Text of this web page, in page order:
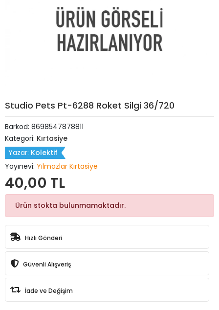
Studio Pets Pt-6288 Roket Silgi 36/720
Barkod: 8698547878811
Kategori: Kırtasiye
Yazar: Kolektif
Yayınevi: Yılmazlar Kırtasiye
40,00 TL
Ürün stokta bulunmamaktadır.
Hızlı Gönderi
Güvenli Alışveriş
İade ve Değişim